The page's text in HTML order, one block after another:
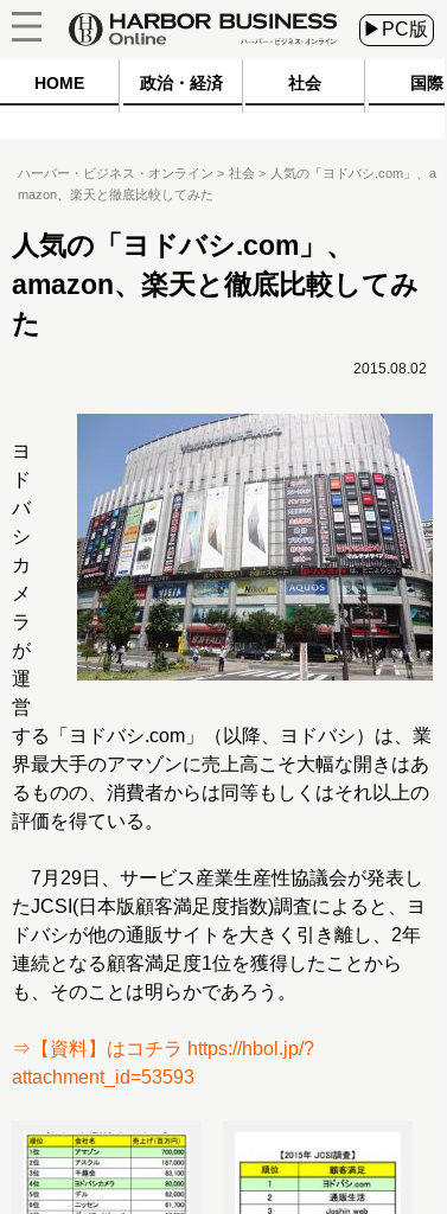
▶PC版
HOME 政治・経済 社会 国際
ハーバー・ビジネス・オンライン 社会
人気の「ヨドバシ.com」、a
mazon、楽天と徹底比較してみた
人気の「ヨドバシ.com」、
amazon、楽天と徹底比較してみ
た
2015.08.02
ヨ
ド
バ
シ
カ
メ
ラ
が
運
営
する「ヨドバシ.com」（以降、ヨドバシ）は、業
界最大手のアマゾンに売上高こそ大幅な開きはあ
るものの、消費者からは同等もしくはそれ以上の
評価を得ている。
7月29日、サービス産業生産性協議会が発表し
たJCSI(日本版顧客満足度指数)調査によると、ヨ
ドバシが他の通販サイトを大きく引き離し、2年
連続となる顧客満足度1位を獲得したことから
も、そのことは明らかであろう。
⇒【資料】はコチラ https://hbol.jp/?
attachment_id=53593